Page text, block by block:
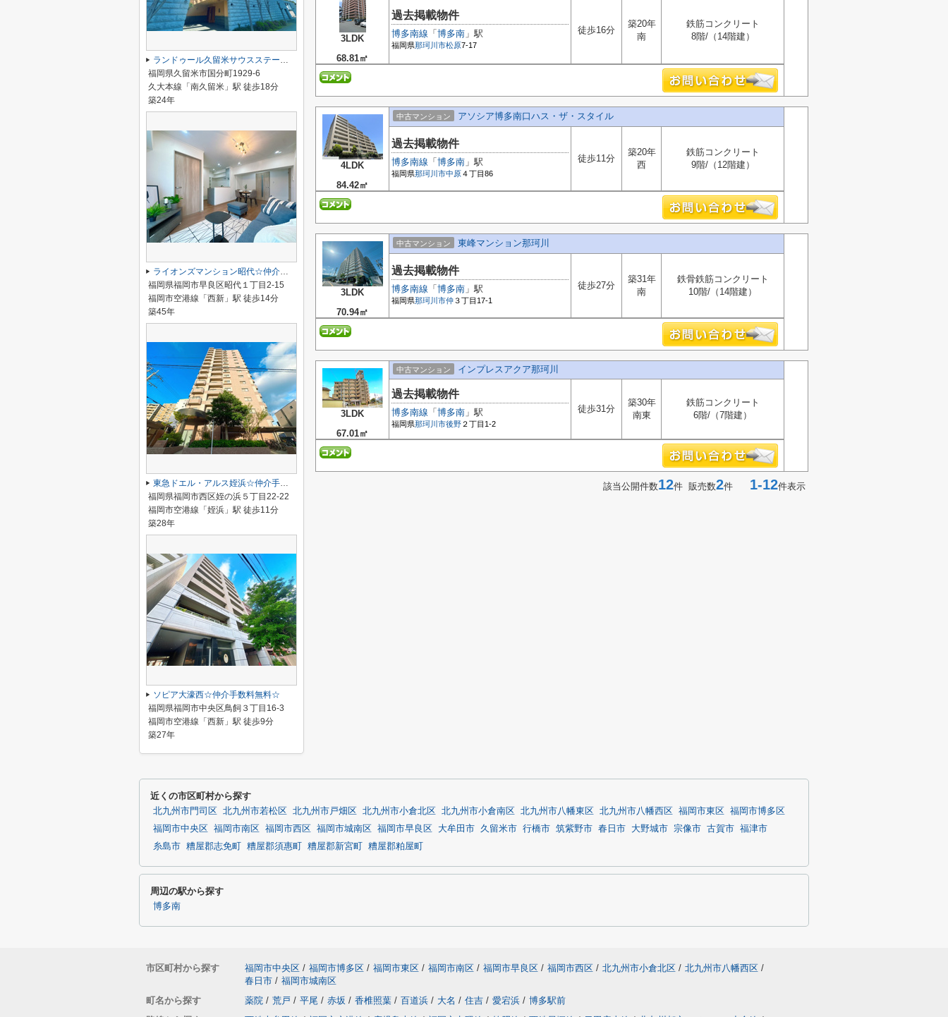
3LDK
68.81㎡
過去掲載物件
博多南線 「 博多南 」駅
福岡県那珂川市松原7-17
徒歩16分
築20年
南
鉄筋コンクリート
8階/（14階建）
4LDK
84.42㎡
中古マンション アソシア博多南口ハス・ザ・スタイル
過去掲載物件
博多南線 「 博多南 」駅
福岡県那珂川市中原 ４丁目86
徒歩11分
築20年
西
鉄筋コンクリート
9階/（12階建）
3LDK
70.94㎡
中古マンション 東峰マンション那珂川
過去掲載物件
博多南線 「 博多南 」駅
福岡県那珂川市仲３丁目17-1
徒歩27分
築31年
南
鉄骨鉄筋コンクリート
10階/（14階建）
3LDK
67.01㎡
中古マンション インプレスアクア那珂川
過去掲載物件
博多南線 「 博多南 」駅
福岡県那珂川市後野 ２丁目1-2
徒歩31分
築30年
南東
鉄筋コンクリート
6階/（7階建）
該当公開件数12件 販売数2件 1-12件表示
ランドゥール久留米サウスステージ☆仲介手数料無料☆
福岡県久留米市国分町1929-6
久大本線「南久留米」駅 徒歩18分
築24年
ライオンズマンション昭代☆仲介手数料無料☆
福岡県福岡市早良区昭代１丁目2-15
福岡市空港線「西新」駅 徒歩14分
築45年
東急ドエル・アルス姪浜☆仲介手数料無料☆
福岡県福岡市西区姪の浜５丁目22-22
福岡市空港線「姪浜」駅 徒歩11分
築28年
ソピア大濠西☆仲介手数料無料☆
福岡県福岡市中央区鳥飼３丁目16-3
福岡市空港線「西新」駅 徒歩9分
築27年
近くの市区町村から探す
北九州市門司区 北九州市若松区 北九州市戸畑区 北九州市小倉北区 北九州市小倉南区 北九州市八幡東区 北九州市八幡西区 福岡市東区
福岡市博多区
福岡市中央区
福岡市南区 福岡市西区 福岡市城南区 福岡市早良区 大牟田市 久留米市 行橋市 筑紫野市 春日市 大野城市 宗像市 古賀市 福津市
糸島市 糟屋郡志免町 糟屋郡須惠町 糟屋郡新宮町 糟屋郡粕屋町
周辺の駅から探す
博多南
市区町村から探す 福岡市中央区 / 福岡市博多区 / 福岡市東区 / 福岡市南区 / 福岡市早良区 / 福岡市西区 / 北九州市小倉北区 / 北九州市八幡西区 /
春日市 / 福岡市城南区
町名から探す
薬院 / 荒戸 / 平尾 / 赤坂 / 香椎照葉 / 百道浜 / 大名 / 住吉 / 愛宕浜 / 博多駅前